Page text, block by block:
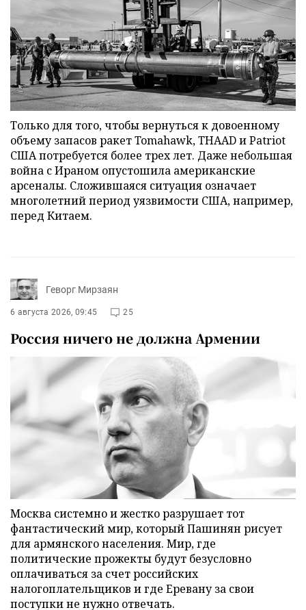
Только для того, чтобы вернуться к довоенному
объему запасов ракет Tomahawk, THAAD и Patriot
США потребуется более трех лет. Даже небольшая
война с Ираном опустошила американские
арсеналы. Сложившаяся ситуация означает
многолетний период уязвимости США, например,
перед Китаем.
Геворг Мирзаян
6 августа 2026, 09:45 25
Россия ничего не должна Армении
Москва системно и жестко разрушает тот
фантастический мир, который Пашинян рисует
для армянского населения. Мир, где
политические прожекты будут безусловно
оплачиваться за счет российских
налогоплательщиков и где Еревану за свои
поступки не нужно отвечать.